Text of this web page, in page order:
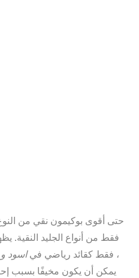
حتى أقوى بوكيمون نقي من
فقط كقائد رياضي فياسود